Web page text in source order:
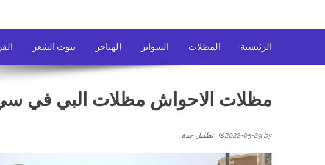
الرئيسية المظلات السواتر الهناجر بيوت الشعر
مظلات الاحواش مظلات البي في
2022-05-29 by تظليل جدة